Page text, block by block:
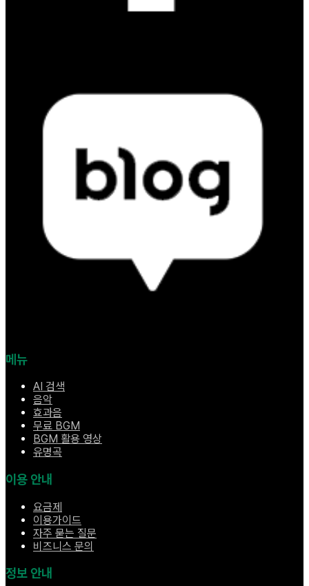
메뉴
AI 검색
음악
효과음
무료 BGM
BGM 활용 영상
유명곡
이용 안내
요금제
이용가이드
자주 묻는 질문
비즈니스 문의
정보 안내